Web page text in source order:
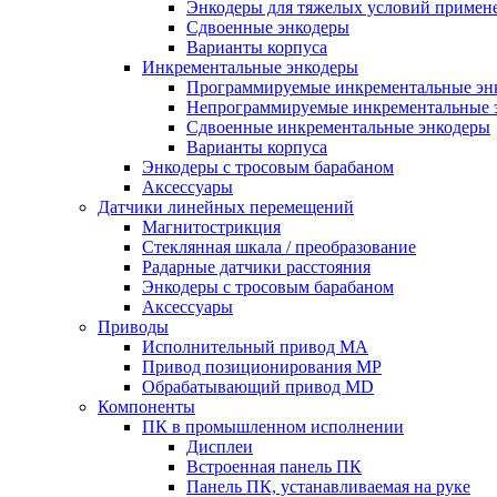
Энкодеры для тяжелых условий
Сдвоенные энкодеры
Варианты корпуса
Инкрементальные энкодеры
Программируемые инкрементальные
Непрограммируемые инкрементальные
Сдвоенные инкрементальные энкодеры
Варианты корпуса
Энкодеры с тросовым барабаном
Аксессуары
Датчики линейных перемещений
Магнитострикция
Стеклянная шкала / преобразование
Радарные датчики расстояния
Энкодеры с тросовым барабаном
Аксессуары
Приводы
Исполнительный привод МА
Привод позиционирования MP
Обрабатывающий привод MD
Компоненты
ПК в промышленном исполнении
Дисплеи
Встроенная панель ПК
Панель ПК, устанавливаемая на руке